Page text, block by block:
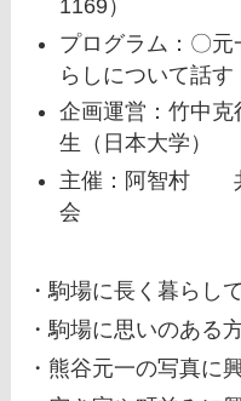
1169）
プログラム：〇
らしについて話
企画運営：竹中
生（日本大学）
主催：阿智村
会
・駒場に長く暮らし
・駒場に思いのある
・熊谷元一の写真に